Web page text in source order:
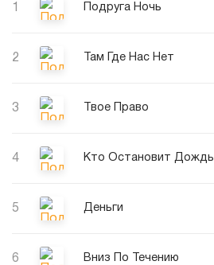
1 Подруга Ночь
2 Там Где Нас Нет
3 Твое Право
4 Кто Остановит Дождь
5 Деньги
6 Вниз По Течению